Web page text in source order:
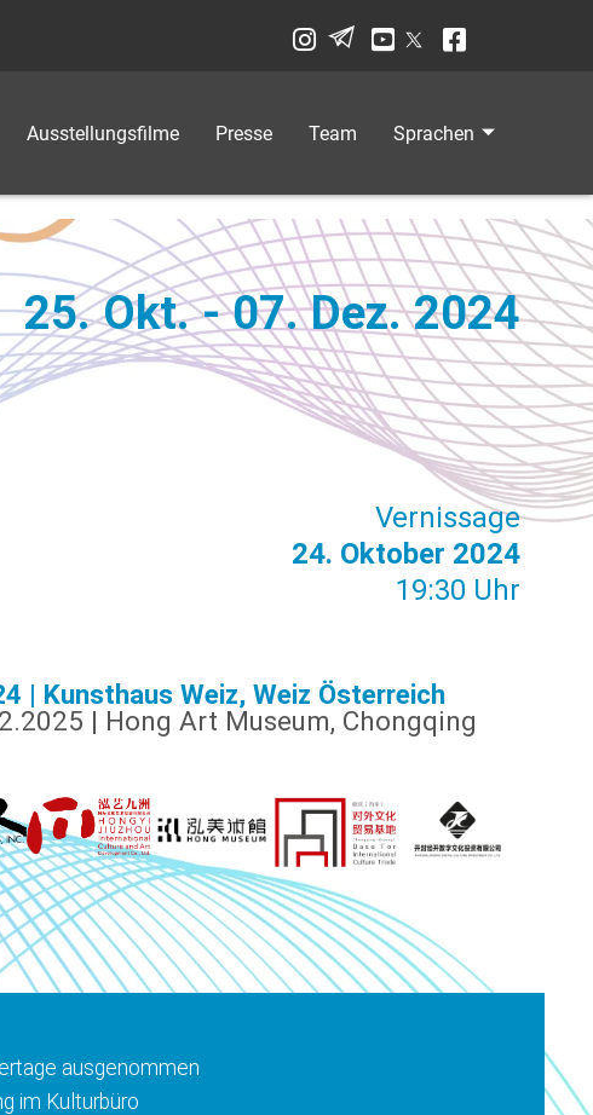
Ausstellungsfilme Presse Team Sprachen
25. Okt. - 07. Dez. 2024
Vernissage
24. Oktober 2024
19:30 Uhr
| Kunsthaus Weiz, Weiz Österreich
| Hong Art Museum, Chongqing
ausgenommen
im Kulturbüro